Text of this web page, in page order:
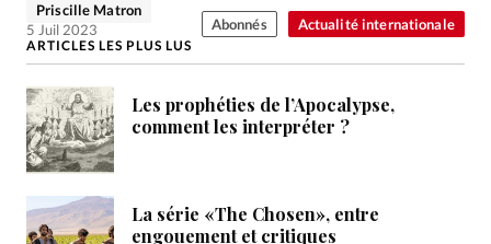
Actualité internationale
Priscille Matron
5 Juil 2023
Abonnés
ARTICLES LES PLUS LUS
Les prophéties de l’Apocalypse,
comment les interpréter ?
La série «The Chosen», entre
engouement et critiques